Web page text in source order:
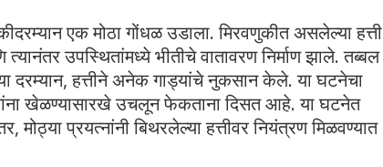
एक मोठा गोंधळ उडाला. मिरवणुकीत असलेल्या हत्ती
उपस्थितांमध्ये भीतीचे वातावरण निर्माण झाले. तब्बल
दरम्यान, हत्तीने अनेक गाड्यांचे नुकसान केले. या घटनेचा
खेळण्यासारखे उचलून फेकताना दिसत आहे. या घटनेत
प्रयत्नांनी बिथरलेल्या हत्तीवर नियंत्रण मिळवण्यात